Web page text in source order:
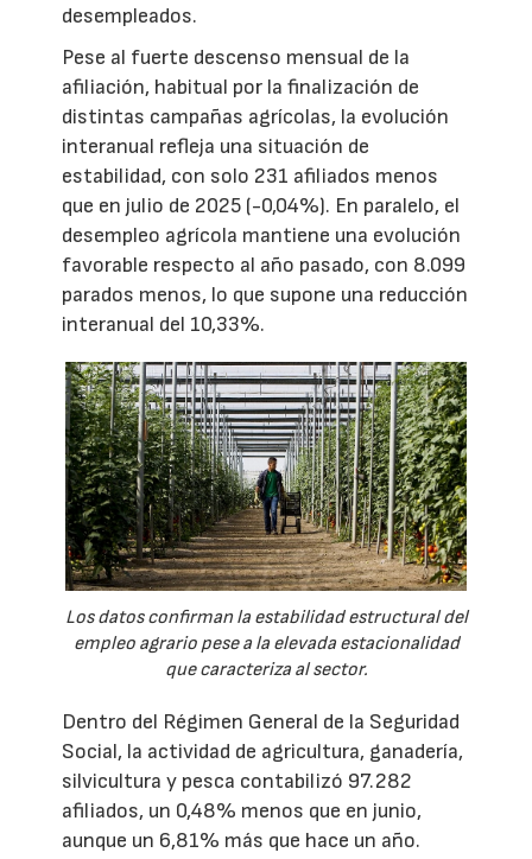
desempleados.
Pese al fuerte descenso mensual de la
afiliación, habitual por la finalización de
distintas campañas agrícolas, la evolución
interanual refleja una situación de
estabilidad, con solo 231 afiliados menos
que en julio de 2025 (-0,04%). En paralelo, el
desempleo agrícola mantiene una evolución
favorable respecto al año pasado, con 8.099
parados menos, lo que supone una reducción
interanual del 10,33%.
Los datos confirman la estabilidad estructural del
empleo agrario pese a la elevada estacionalidad
que caracteriza al sector.
Dentro del Régimen General de la Seguridad
Social, la actividad de agricultura, ganadería,
silvicultura y pesca contabilizó 97.282
afiliados, un 0,48% menos que en junio,
aunque un 6,81% más que hace un año.